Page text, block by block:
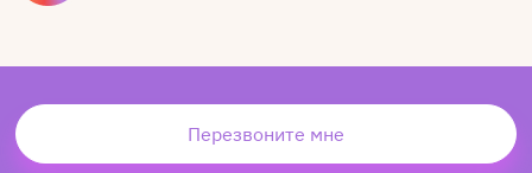
Перезвоните мне